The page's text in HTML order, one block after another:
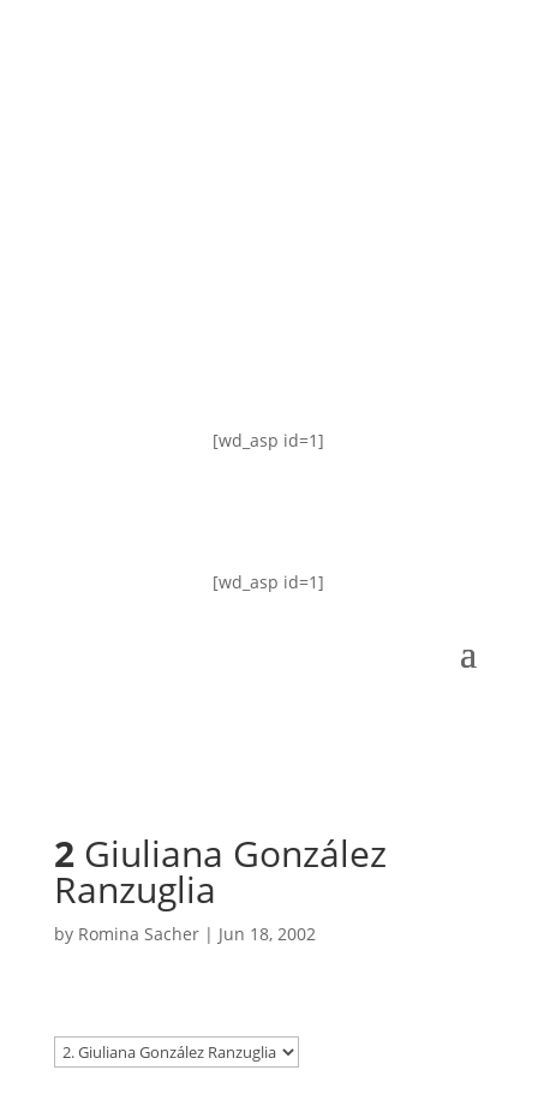
[wd_asp id=1]
[wd_asp id=1]
2Giuliana González
Ranzuglia
by Romina Sacher| Jun 18, 2002